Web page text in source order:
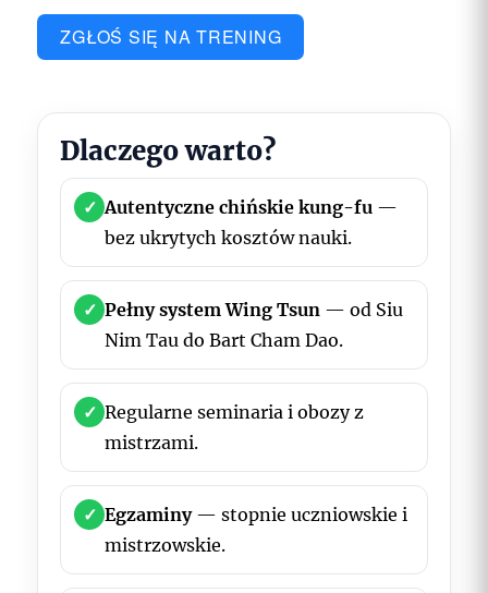
ZGŁOŚ SIĘ NA TRENING
Dlaczego warto?
✓ Autentyczne chińskie kung-fu —
bez ukrytych kosztów nauki.
✓ Pełny system Wing Tsun — od Siu
Nim Tau do Bart Cham Dao.
✓ Regularne seminaria i obozy z
mistrzami.
✓ Egzaminy— stopnie uczniowskie i
mistrzowskie.